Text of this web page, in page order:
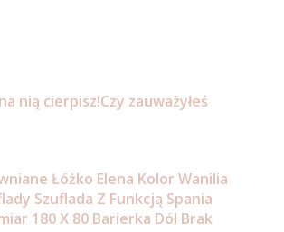
nią cierpisz!Czy zauważyłeś
Łóżko Elena Kolor Wanilia
Szuflada Z Funkcją Spania
180 X 80 Barierka Dół Brak